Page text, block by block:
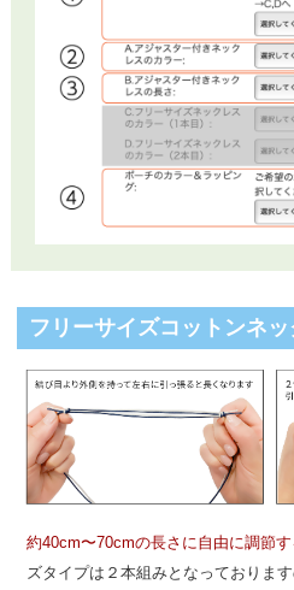
フリーサイズコットンネッ
約40cm〜70cmの長さに自由に調節す
ズタイプは２本組みとなっておりま